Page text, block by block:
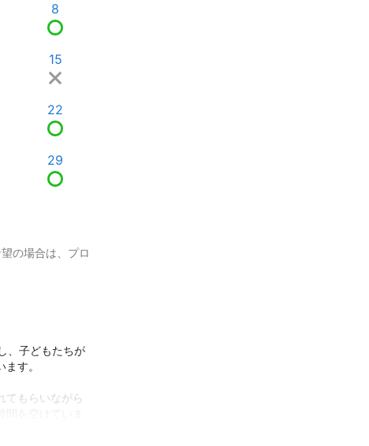
8
15
22
29
の場合は、プロ
、子どもたちが
す。
てもらいながら